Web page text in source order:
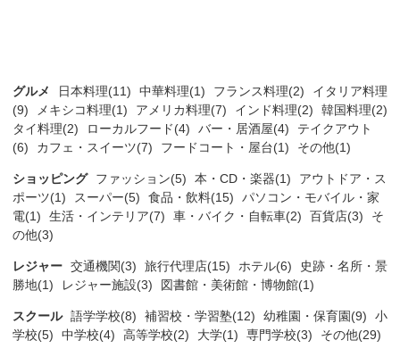
グルメ 日本料理(11) 中華料理(1) フランス料理(2)
イタリア料理
(9)
メキシコ料理(1) アメリカ料理(7) インド料理(2)
韓国料理(2)
タイ料理(2)
ローカルフード(4) バー・居酒屋(4)
テイクアウト
(6)
カフェ・スイーツ(7) フードコート・屋台(1) その他(1)
ショッピング ファッション(5) 本・CD・楽器(1)
アウトドア・ス
ポーツ(1)
スーパー(5) 食品・飲料(15)
パソコン・モバイル・家
電(1)
生活・インテリア(7) 車・バイク・自転車(2) 百貨店(3)
そ
の他(3)
レジャー 交通機関(3) 旅行代理店(15) ホテル(6)
史跡・名所・景
勝地(1)
レジャー施設(3) 図書館・美術館・博物館(1)
スクール 語学学校(8) 補習校・学習塾(12) 幼稚園・保育園(9)
小
学校(5)
中学校(4) 高等学校(2) 大学(1) 専門学校(3) その他(29)